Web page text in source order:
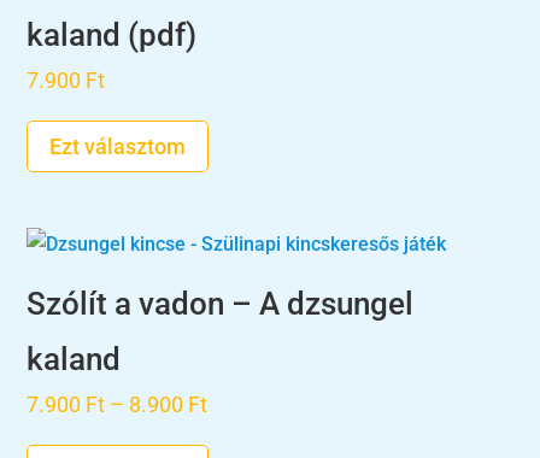
kaland (pdf)
7.900 Ft
Ezt választom
Szólít a vadon – A dzsungel
kaland
7.900 Ft – 8.900 FtÁrtartomány:
7.900 Ft